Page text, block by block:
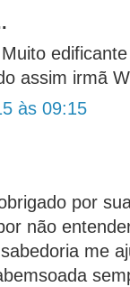
assim irmã
às 09:15
por
não
me